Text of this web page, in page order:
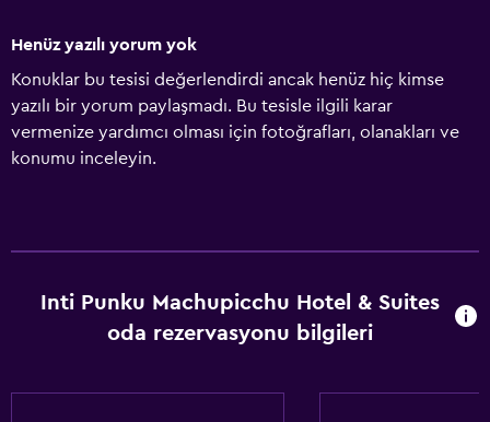
Henüz yazılı yorum yok
Konuklar bu tesisi değerlendirdi ancak henüz hiç kimse
yazılı bir yorum paylaşmadı. Bu tesisle ilgili karar
vermenize yardımcı olması için fotoğrafları, olanakları ve
konumu inceleyin.
Inti Punku Machupicchu Hotel & Suites
oda rezervasyonu bilgileri